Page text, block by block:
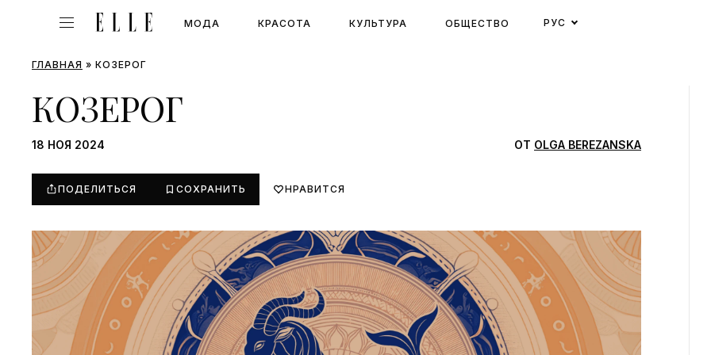
МОДА КРАСОТА КУЛЬТУРА ОБЩЕСТВО РУС
ГЛАВНАЯ » КОЗЕРОГ
КОЗЕРОГ
18 НОЯ 2024 ОТ OLGA BEREZANSKA
ПОДЕЛИТЬСЯ СОХРАНИТЬ НРАВИТСЯ